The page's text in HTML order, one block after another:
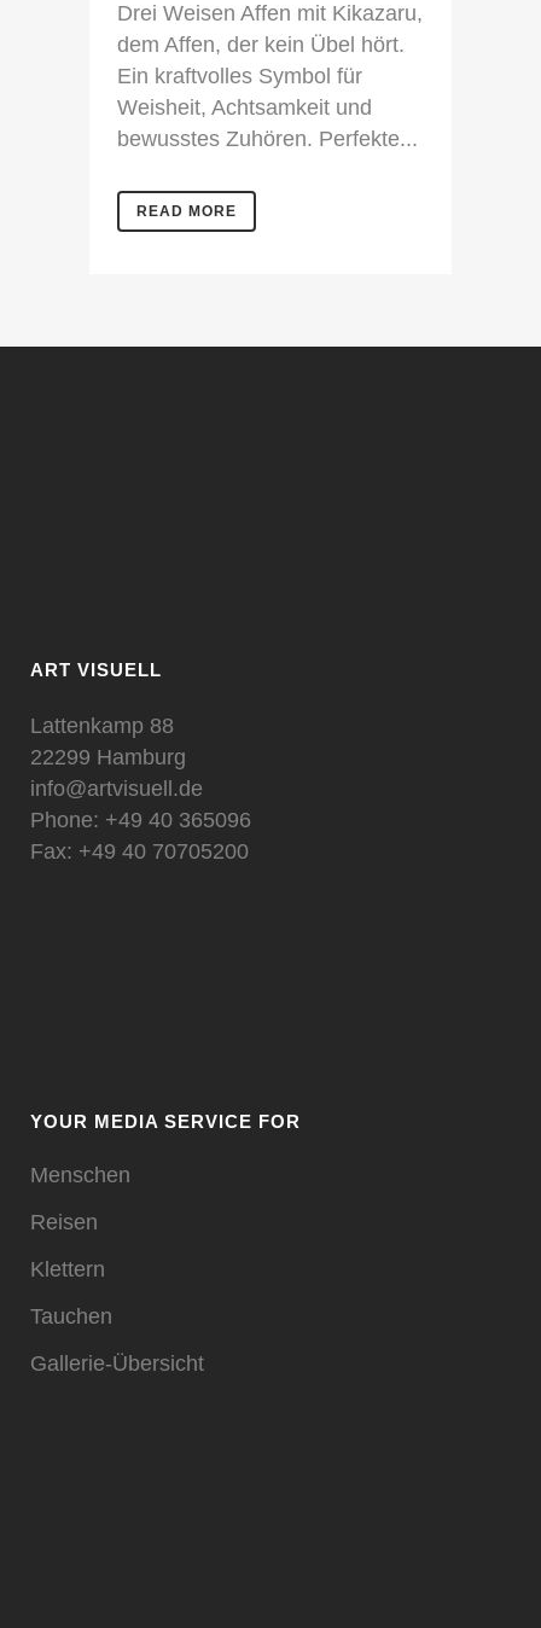
Drei Weisen Affen mit Kikazaru,
dem Affen, der kein Übel hört.
Ein kraftvolles Symbol für
Weisheit, Achtsamkeit und
bewusstes Zuhören. Perfekte...
READ MORE
ART VISUELL
Lattenkamp 88
22299 Hamburg
info@artvisuell.de
Phone: +49 40 365096
Fax: +49 40 70705200
YOUR MEDIA SERVICE FOR
Menschen
Reisen
Klettern
Tauchen
Gallerie-Übersicht